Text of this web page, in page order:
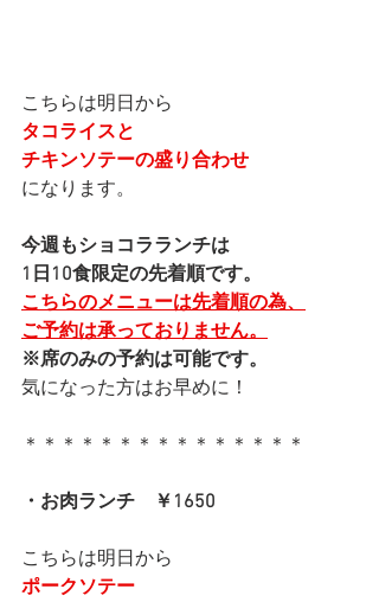
こちらは明日から
タコライスと
チキンソテーの盛り合わせ
になります。
今週もショコラランチは
1日10食限定の先着順です。
こちらのメニューは先着順の為、
ご予約は承っておりません。
※席のみの予約は可能です。
気になった方はお早めに！
＊＊＊＊＊＊＊＊＊＊＊＊＊＊＊
・お肉ランチ　￥1650
こちらは明日から
ポークソテー